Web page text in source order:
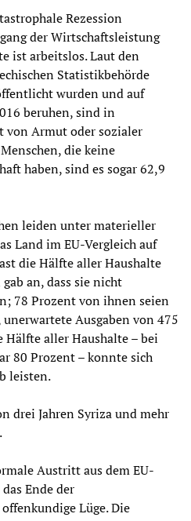
Rezession
der Wirtschaftsleistung
ist arbeitslos. Laut den
Statistikbehörde
wurden und auf
beruhen, sind in
von Armut oder sozialer
die keine
haben, sind es sogar 62,9
leiden unter materieller
Land im EU-Vergleich auf
die Hälfte aller Haushalte
an, dass sie nicht
78 Prozent von ihnen seien
Ausgaben von 475
Hälfte aller Haushalte – bei
80 Prozent – konnte sich
leisten.
drei Jahren Syriza und mehr
Austritt aus dem EU-
Ende der
Lüge. Die